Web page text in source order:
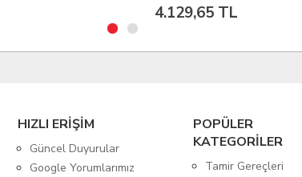
4.115,88 TL
HIZLI ERİŞİM
Güncel Duyurular
Google Yorumlarımız
POPÜLER
KATEGORİLER
Tamir Gereçleri